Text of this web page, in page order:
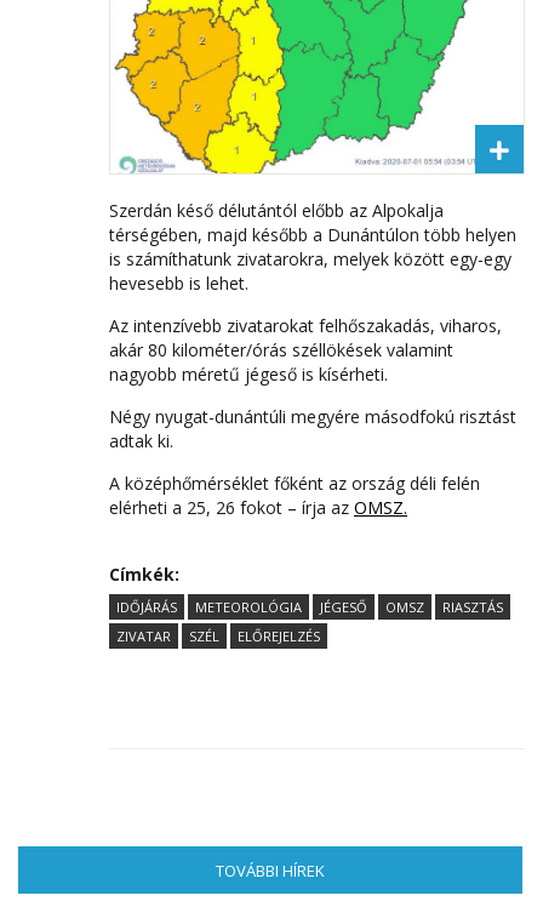
Szerdán késő délutántól előbb az Alpokalja
térségében, majd később a Dunántúlon több helyen
is számíthatunk zivatarokra, melyek között egy-egy
hevesebb is lehet.
Az intenzívebb zivatarokat felhőszakadás, viharos,
akár 80 kilométer/órás széllökések valamint
nagyobb méretű jégeső is kísérheti.
Négy nyugat-dunántúli megyére másodfokú risztást
adtak ki.
A középhőmérséklet főként az ország déli felén
elérheti a 25, 26 fokot – írja az OMSZ.
Címkék:
IDŐJÁRÁS METEOROLÓGIA JÉGESŐ OMSZ
RIASZTÁS
ZIVATAR
SZÉL ELŐREJELZÉS
TOVÁBBI HÍREK